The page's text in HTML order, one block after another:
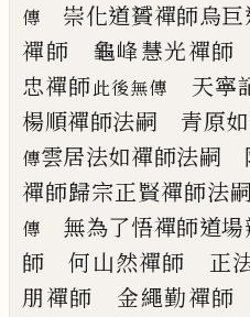
傳
崇化道贇禪師烏
禪師 龜峰慧光禪師
忠禪師此後無傳 天寧
楊順禪師法嗣 青原
傳雲居法如禪師法嗣
禪師歸宗正賢禪師法嗣
傳
無為了悟禪師道
師 何山然禪師 正
朋禪師 金繩勤禪師